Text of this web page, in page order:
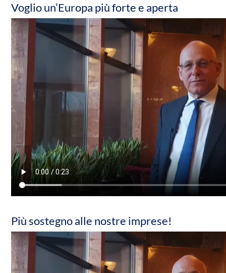
Voglio un’Europa più forte e aperta
Più sostegno alle nostre imprese!